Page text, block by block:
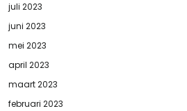
juli 2023
juni 2023
mei 2023
april 2023
maart 2023
februari 2023